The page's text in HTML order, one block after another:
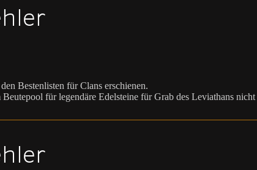
Bestenlisten für Clans erschienen.
für legendäre Edelsteine für Grab des Leviathans